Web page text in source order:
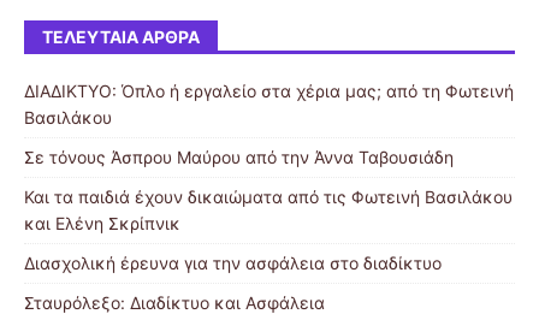
ΤΕΛΕΥΤΑΊΑ ΆΡΘΡΑ
ΔΙΑΔΙΚΤΥΟ: Όπλο ή εργαλείο στα χέρια μας; από τη Φωτεινή
Βασιλάκου
Σε τόνους Άσπρου Μαύρου από την Άννα Ταβουσιάδη
Και τα παιδιά έχουν δικαιώματα από τις Φωτεινή Βασιλάκου
και Ελένη Σκρίπνικ
Διασχολική έρευνα για την ασφάλεια στο διαδίκτυο
Σταυρόλεξο: Διαδίκτυο και Ασφάλεια